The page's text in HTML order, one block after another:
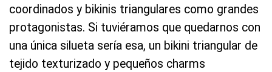
coordinados y bikinis triangulares como grandes
protagonistas. Si tuviéramos que quedarnos con
una única silueta sería esa, un bikini triangular de
tejido texturizado y pequeños charms